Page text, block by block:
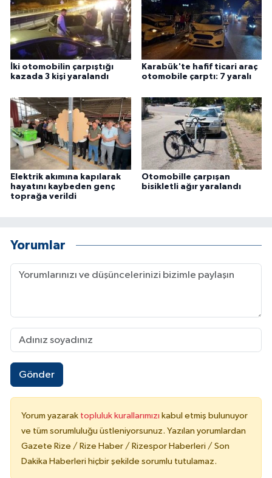
İki otomobilin çarpıştığı
kazada 3 kişi yaralandı
Karabük'te hafif ticari araç
otomobile çarptı: 7 yaralı
Elektrik akımına kapılarak
hayatını kaybeden genç
toprağa verildi
Otomobille çarpışan
bisikletli ağır yaralandı
Yorumlar
Gönder
Yorum yazarak topluluk kurallarımızı kabul etmiş bulunuyor
ve tüm sorumluluğu üstleniyorsunuz. Yazılan yorumlardan
Gazete Rize / Rize Haber / Rizespor Haberleri / Son
Dakika Haberleri hiçbir şekilde sorumlu tutulamaz.
YEREL
Yerel Haberler